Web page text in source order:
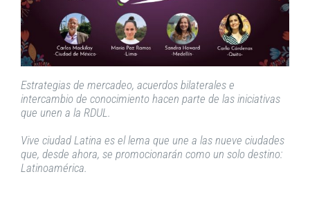
Estrategias de mercadeo, acuerdos bilaterales e
intercambio de conocimiento hacen parte de las iniciativas
que unen a la RDUL.
Vive ciudad Latina es el lema que une a las nueve ciudades
que, desde ahora, se promocionarán como un solo destino:
Latinoamérica.